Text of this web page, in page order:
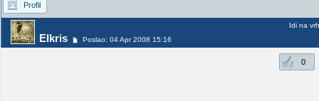
Profil
Elkris Poslao: 04 Apr 2008 15:16
Idi na vrh
0